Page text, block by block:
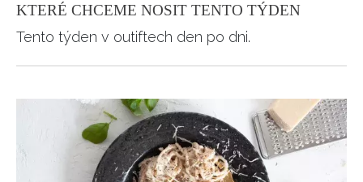
KTERÉ CHCEME NOSIT TENTO TÝDEN
Tento týden v outiftech den po dni.